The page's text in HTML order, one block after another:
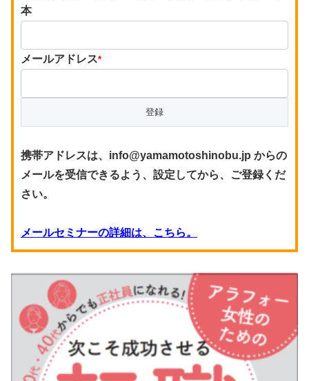
本
メールアドレス*
携帯アドレスは、info@yamamotoshinobu.jp からの
メールを受信できるよう、設定してから、ご登録くだ
さい。
メールセミナーの詳細は、こちら。